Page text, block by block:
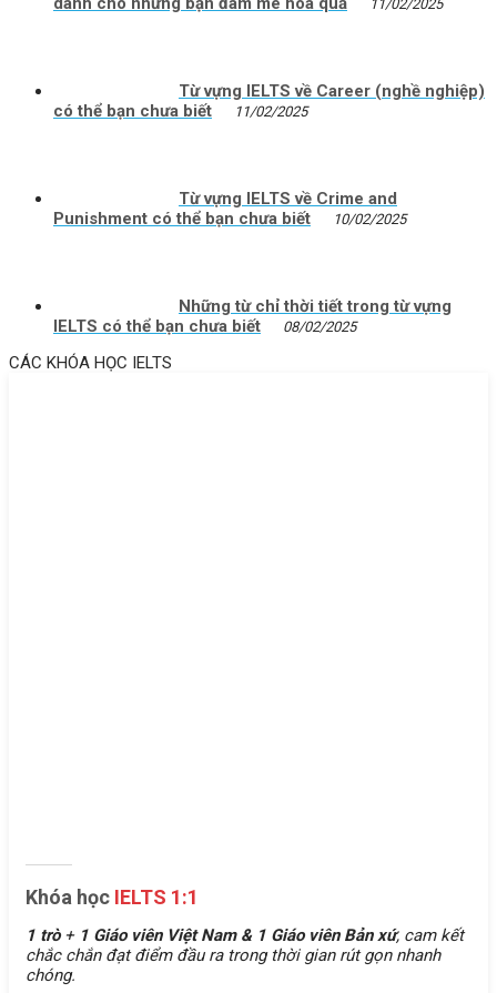
11/02/2025
Từ vựng IELTS về Career (nghề nghiệp)
có thể bạn chưa biết
11/02/2025
Từ vựng IELTS về Crime and
Punishment có thể bạn chưa biết
10/02/2025
Những từ chỉ thời tiết trong từ vựng
IELTS có thể bạn chưa biết
08/02/2025
CÁC KHÓA HỌC IELTS
Khóa học IELTS 1:1
1 trò+ 1 Giáo viên Việt Nam & 1 Giáo viên Bản xứ, cam kết
chắc chắn đạt điểm đầu ra trong thời gian rút gọn nhanh
chóng.